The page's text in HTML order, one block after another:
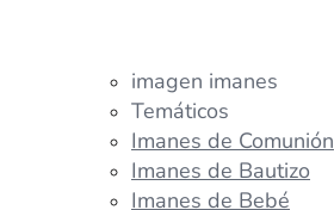
imagen imanes
Temáticos
Imanes de Comunión
Imanes de Bautizo
Imanes de Bebé